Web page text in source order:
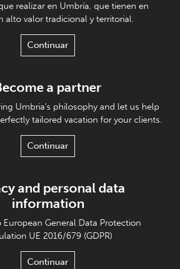
realizar en Umbría, que tienen en
alto valor tradicional y territorial.
Continuar
a partner
Umbria's philosophy and let us help
tailored vacation for your clients.
Continuar
and personal data
information
European General Data Protection
UE 2016/679 (GDPR)
Continuar